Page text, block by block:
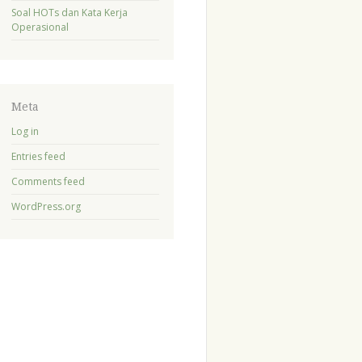
Soal HOTs dan Kata Kerja
Operasional
Meta
Log in
Entries feed
Comments feed
WordPress.org